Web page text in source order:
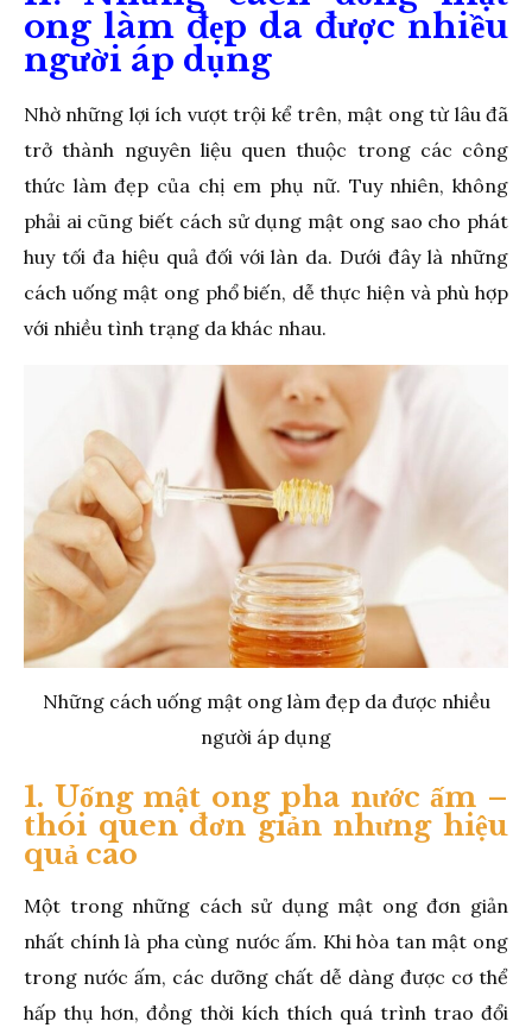
ong làm đẹp da được nhiều
người áp dụng
Nhờ những lợi ích vượt trội kể trên, mật ong từ lâu đã
trở thành nguyên liệu quen thuộc trong các công
thức làm đẹp của chị em phụ nữ. Tuy nhiên, không
phải ai cũng biết cách sử dụng mật ong sao cho phát
huy tối đa hiệu quả đối với làn da. Dưới đây là những
cách uống mật ong phổ biến, dễ thực hiện và phù hợp
với nhiều tình trạng da khác nhau.
Những cách uống mật ong làm đẹp da được nhiều
người áp dụng
1. Uống mật ong pha nước ấm –
thói quen đơn giản nhưng hiệu
quả cao
Một trong những cách sử dụng mật ong đơn giản
nhất chính là pha cùng nước ấm. Khi hòa tan mật ong
trong nước ấm, các dưỡng chất dễ dàng được cơ thể
hấp thụ hơn, đồng thời kích thích quá trình trao đổi